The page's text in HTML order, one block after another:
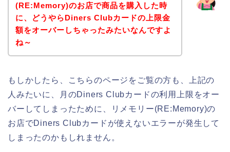
(RE:Memory)のお店で商品を購入した時
に、どうやらDiners Clubカードの上限金
額をオーバーしちゃったみたいなんですよ
ね～
もしかしたら、こちらのページをご覧の方も、上記の
人みたいに、月のDiners Clubカードの利用上限をオー
バーしてしまったために、リメモリー(RE:Memory)の
お店でDiners Clubカードが使えないエラーが発生して
しまったのかもしれません。